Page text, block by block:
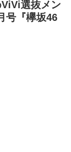
選抜メン
号『欅坂46